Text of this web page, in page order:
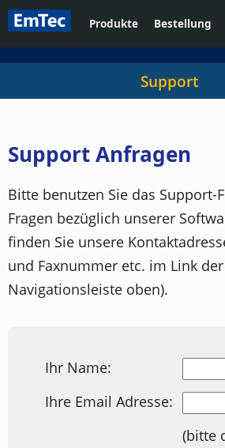
Produkte Bestellung
Support
Support Anfragen
Bitte benutzen Sie das Support-
Fragen bezüglich unserer
finden Sie unsere
und Faxnummer etc. im Link der
Navigationsleiste oben).
Ihr Name:
Ihre Email Adresse:
(bitte